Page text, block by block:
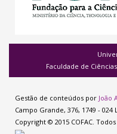
Faculdade de
Gestão de conteúdos por João
Campo Grande, 376, 1749 - 024
Copyright © 2015 COFAC.